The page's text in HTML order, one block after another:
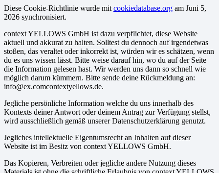
Diese Cookie-Richtlinie wurde mit cookiedatabase.org am Juni 5,
2026 synchronisiert.
context YELLOWS GmbH ist dazu verpflichtet, diese Website
aktuell und akkurat zu halten. Solltest du dennoch auf irgendetwas
stoßen, das veraltet oder inkorrekt ist, würden wir es schätzen, wenn
du es uns wissen lässt. Bitte weise darauf hin, wo du auf der Seite
die Information gelesen hast. Wir werden uns dann so schnell wie
möglich darum kümmern. Bitte sende deine Rückmeldung an:
info@ex.comcontextyellows.de.
Jegliche persönliche Information welche du uns innerhalb des
Kontexts deiner Antwort oder deinem Antrag zur Verfügung stellst,
wird ausschließlich gemäß unserer Datenschutzerklärung genutzt.
Jegliches intellektuelle Eigentumsrecht an Inhalten auf dieser
Website ist im Besitz von context YELLOWS GmbH.
Das Kopieren, Verbreiten oder jegliche andere Nutzung dieses